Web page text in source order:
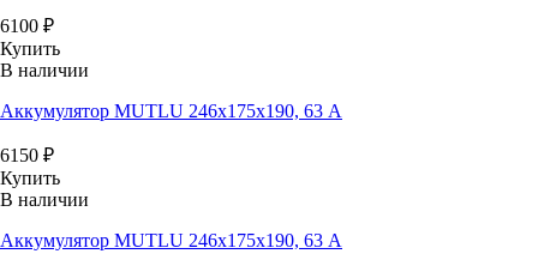
6100 ₽
Купить
В наличии
Аккумулятор MUTLU 246x175x190, 63 А
6150 ₽
Купить
В наличии
Аккумулятор MUTLU 246x175x190, 63 А